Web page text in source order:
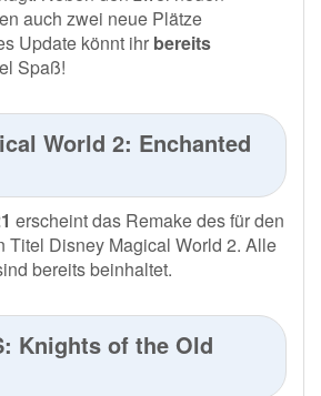
auch zwei neue Plätze
Update könnt ihr bereits
Spaß!
World 2: Enchanted
erscheint das Remake des für den
Titel Disney Magical World 2. Alle
bereits beinhaltet.
Knights of the Old